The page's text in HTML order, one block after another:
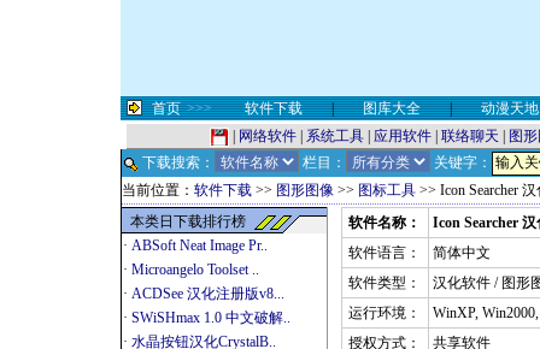
首页 >>> 软件下载 | 图库大全 |
动漫天地
网络软件 系统工具 应用软件 联络聊天
图
下载搜索：
栏目：
关键字：
当前位置： 软件下载 >> 图形图像 >> 图标工具 >> Icon Searcher
本类日下载排行榜
· ABSoft Neat Image Pr..
· Microangelo Toolset ..
· ACDSee 汉化注册版v8...
· SWiSHmax 1.0 中文破解..
· 水晶按钮汉化CrystalB..
软件名称：
Icon Searcher 汉
软件语言：
简体中文
软件类型：
汉化软件 / 图形
运行环境：
WinXP,
授权方式：
共享软件